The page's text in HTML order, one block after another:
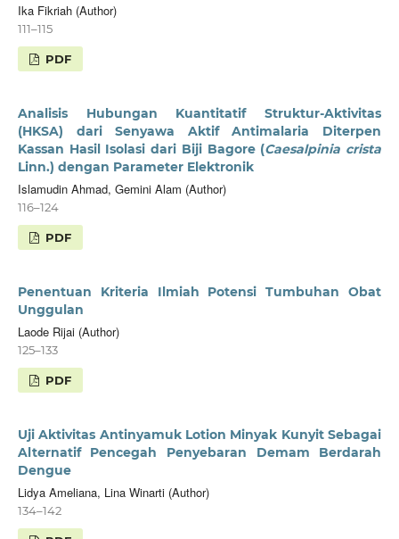
Ika Fikriah (Author)
111–115
PDF
Analisis Hubungan Kuantitatif Struktur-Aktivitas
(HKSA) dari Senyawa Aktif Antimalaria Diterpen
Kassan Hasil Isolasi dari Biji Bagore (Caesalpinia crista
Linn.) dengan Parameter Elektronik
Islamudin Ahmad, Gemini Alam (Author)
116–124
PDF
Penentuan Kriteria Ilmiah Potensi Tumbuhan Obat
Unggulan
Laode Rijai (Author)
125–133
PDF
Uji Aktivitas Antinyamuk Lotion Minyak Kunyit Sebagai
Alternatif Pencegah Penyebaran Demam Berdarah
Dengue
Lidya Ameliana, Lina Winarti (Author)
134–142